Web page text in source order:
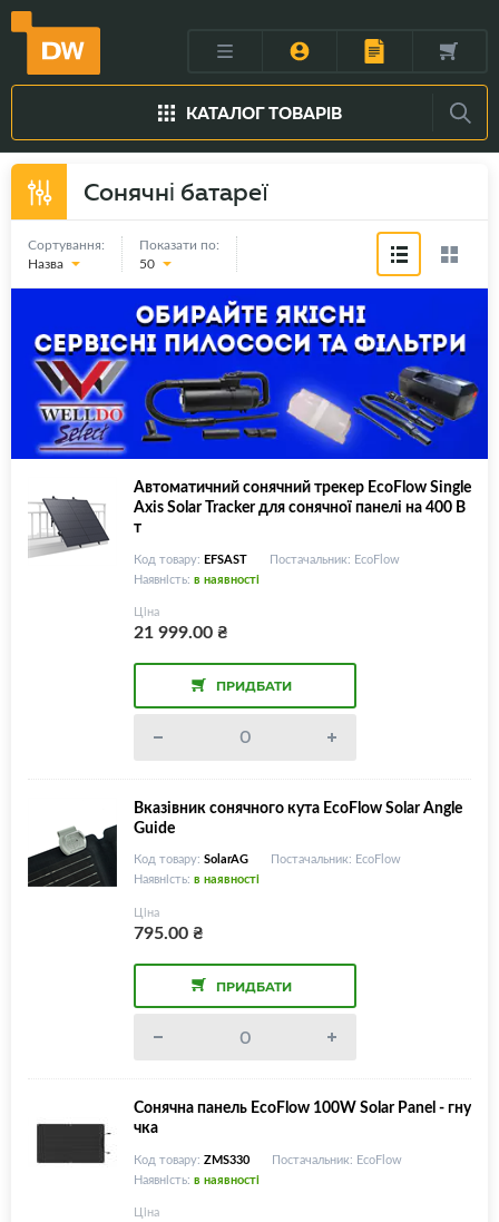
КАТАЛОГ ТОВАРІВ
Сонячні батареї
Сортування:
Назва
Показати по:
50
Автоматичний сонячний трекер EcoFlow Single
Axis Solar Tracker для сонячної панелі на 400 В
т
Код товару: EFSAST
Постачальник: EcoFlow
Наявність: в наявності
Ціна
21 999.00₴
ПРИДБАТИ
Вказівник сонячного кута EcoFlow Solar Angle
Guide
Код товару: SolarAG
Постачальник: EcoFlow
Наявність: в наявності
Ціна
795.00₴
ПРИДБАТИ
Сонячна панель EcoFlow 100W Solar Panel - гну
чка
Код товару: ZMS330
Постачальник: EcoFlow
Наявність: в наявності
Ціна